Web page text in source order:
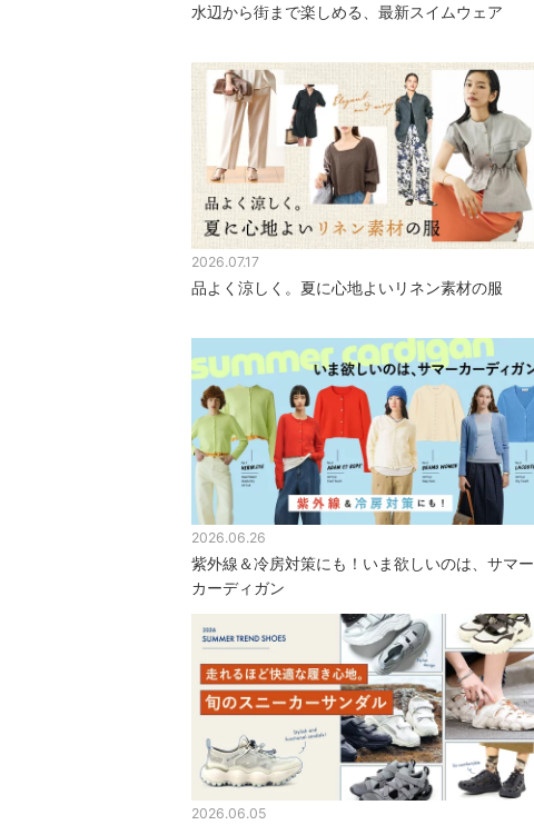
水辺から街まで楽しめる、最新スイムウェア
2026.07.17
品よく涼しく。夏に心地よいリネン素材の服
2026.06.26
紫外線＆冷房対策にも！いま欲しいのは、サマー
カーディガン
2026.06.05